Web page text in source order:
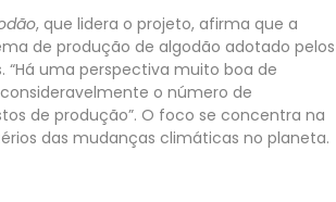
, que lidera o projeto, afirma que a
de produção de algodão adotado pelos
uma perspectiva muito boa de
o número de
de produção”. O foco se concentra na
das mudanças climáticas no planeta.